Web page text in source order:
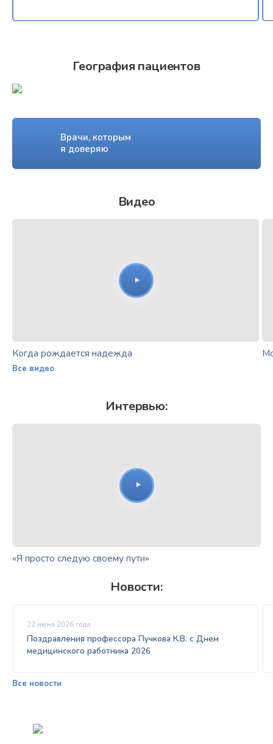
География пациентов
Врачи, которым
я доверяю
Видео
Когда рождается надежда
Все видео
Интервью:
«Я просто следую своему пути»
Новости:
22 июня 2026 года
Поздравления профессора Пучкова К.В. с Днем
медицинского работника 2026
Все новости